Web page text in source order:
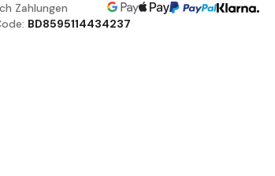
Zahlungen
BD8595114434237